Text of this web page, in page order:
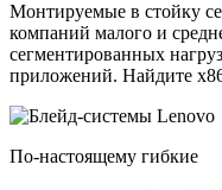
Монтируемые в стойку
компаний малого и
сегментированных
приложений. Найдите
По-настоящему гибкие